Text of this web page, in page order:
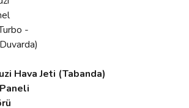
-
Hava Jeti (Tabanda)